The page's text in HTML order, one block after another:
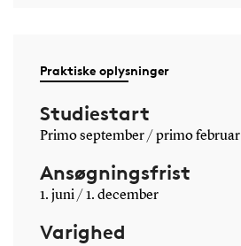
Praktiske oplysninger
Studiestart
Primo september / primo februar
Ansøgningsfrist
1. juni / 1. december
Varighed